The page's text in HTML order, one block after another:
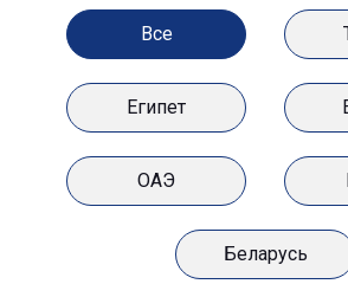
Все
Египет
ОАЭ
Беларусь